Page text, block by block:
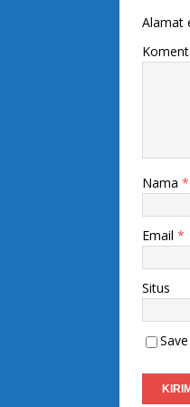
Alamat
Nama *
Email *
Situs